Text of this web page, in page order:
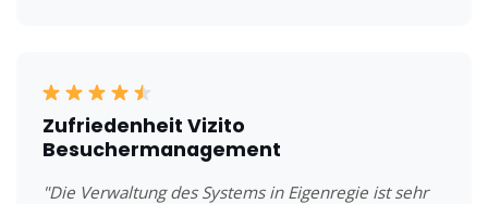
Zufriedenheit Vizito
Besuchermanagement
"Die Verwaltung des Systems in Eigenregie ist sehr